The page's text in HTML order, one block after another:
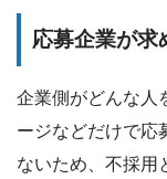
応募企業が求
企業側がどんな人
ージなどだけで応
ないため、不採用